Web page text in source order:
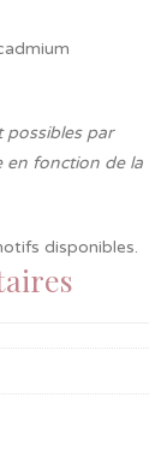
possibles par
en fonction de la
disponibles.